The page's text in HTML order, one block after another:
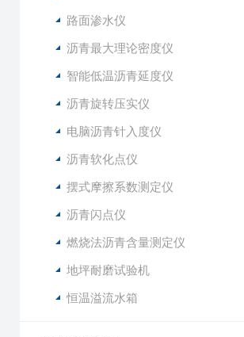
路面渗水仪
沥青最大理论密度仪
智能低温沥青延度仪
沥青旋转压实仪
电脑沥青针入度仪
沥青软化点仪
摆式摩擦系数测定仪
沥青闪点仪
燃烧法沥青含量测定仪
地坪耐磨试验机
恒温溢流水箱